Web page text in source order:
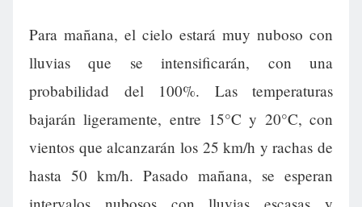
Para mañana, el cielo estará muy nuboso con
lluvias que se intensificarán, con una
probabilidad del 100%. Las temperaturas
bajarán ligeramente, entre 15°C y 20°C, con
vientos que alcanzarán los 25 km/h y rachas de
hasta 50 km/h. Pasado mañana, se esperan